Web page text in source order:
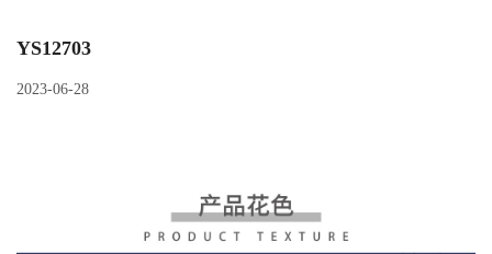
YS12703
2023-06-28